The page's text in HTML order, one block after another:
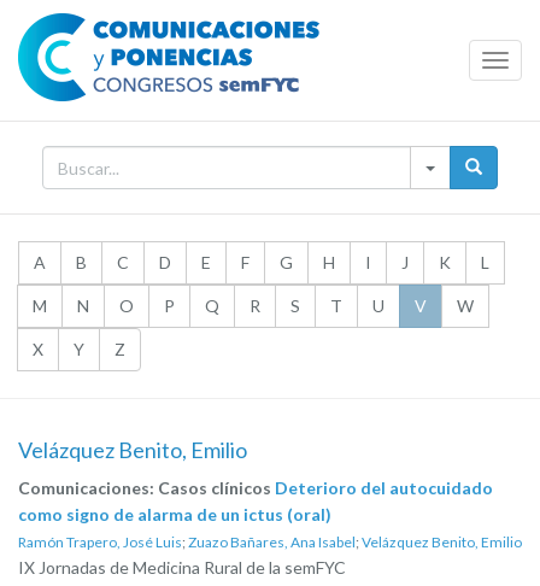
A B C D E F G H I J K L
M N O P Q R S T U V W
X Y Z
Velázquez Benito, Emilio
Comunicaciones: Casos clínicos Deterioro del autocuidado
como signo de alarma de un ictus (oral)
Ramón Trapero, José Luis; Zuazo Bañares, Ana Isabel; Velázquez Benito, Emilio
IX Jornadas de Medicina Rural de la semFYC